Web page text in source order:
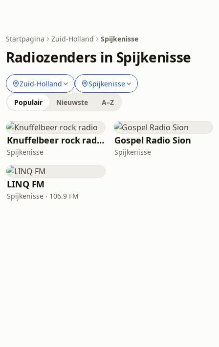
Startpagina Zuid-Holland Spijkenisse
Radiozenders in Spijkenisse
Zuid-Holland Spijkenisse
Populair Nieuwste A–Z
Knuffelbeer rock radio
Spijkenisse
Gospel Radio Sion
Spijkenisse
LINQ FM
Spijkenisse · 106.9 FM